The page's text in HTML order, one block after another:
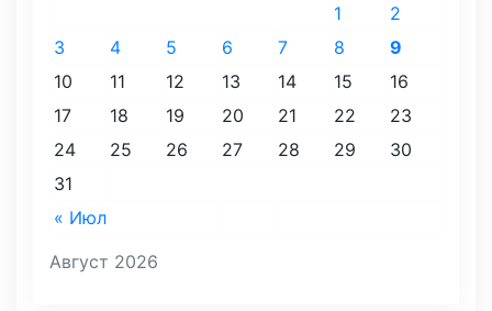
Август 2026
« Июл
1
2
3
4 5 6 7 8
9
10
11 12 13 14 15
16
17
18 19 20 21 22
23
24
25 26 27 28 29
30
31